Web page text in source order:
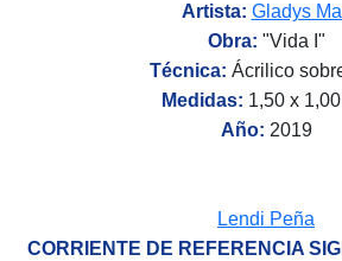
Artista: Gladys
Obra: "Vida I"
Técnica: Ácrilico
Medidas: 1,50 x
Año: 2019
Lendi Peña
CORRIENTE DE REFERENCIA